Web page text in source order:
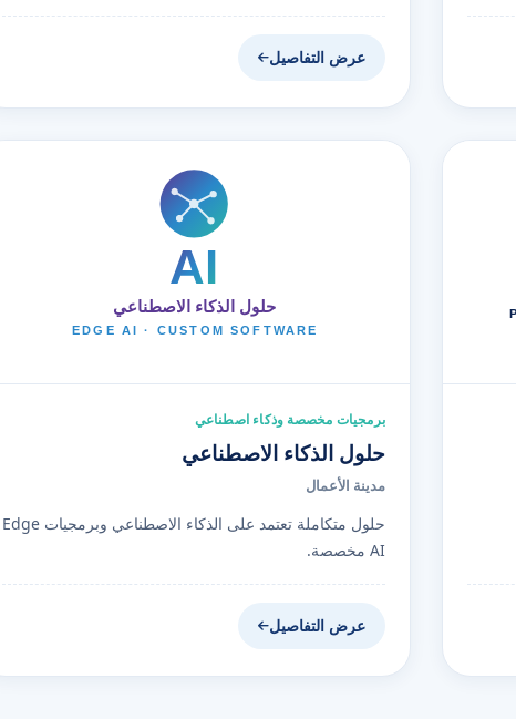
عرض التفاصيل
برمجيات مخصصة وذكاء اصطناعي
حلول الذكاء الاصطناعي
مدينة الأعمال
حلول متكاملة تعتمد على الذكاء الاصطناعي وبرمجيات Edge
AI مخصصة.
عرض التفاصيل